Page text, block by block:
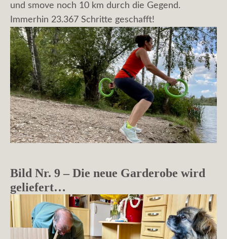
und smove noch 10 km durch die Gegend.
Immerhin 23.367 Schritte geschafft!
Bild Nr. 9 – Die neue Garderobe wird
geliefert…